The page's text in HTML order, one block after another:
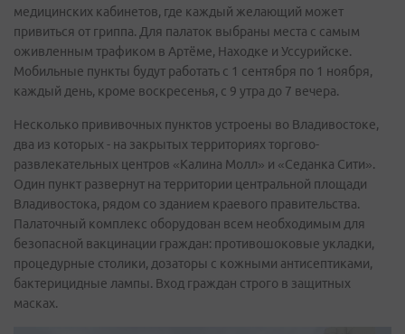
медицинских кабинетов, где каждый желающий может
привиться от гриппа. Для палаток выбраны места с самым
оживленным трафиком в Артёме, Находке и Уссурийске.
Мобильные пункты будут работать с 1 сентября по 1 ноября,
каждый день, кроме воскресенья, с 9 утра до 7 вечера.
Несколько прививочных пунктов устроены во Владивостоке,
два из которых - на закрытых территориях торгово-
развлекательных центров «Калина Молл» и «Седанка Сити».
Один пункт развернут на территории центральной площади
Владивостока, рядом со зданием краевого правительства.
Палаточный комплекс оборудован всем необходимым для
безопасной вакцинации граждан: противошоковые укладки,
процедурные столики, дозаторы с кожными антисептиками,
бактерицидные лампы. Вход граждан строго в защитных
масках.